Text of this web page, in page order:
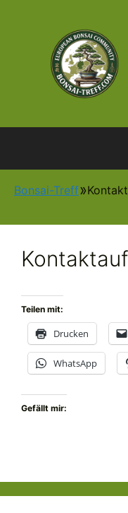
Bonsai-Treff
Teilen mit:
Drucken
WhatsApp
Gefällt mir: